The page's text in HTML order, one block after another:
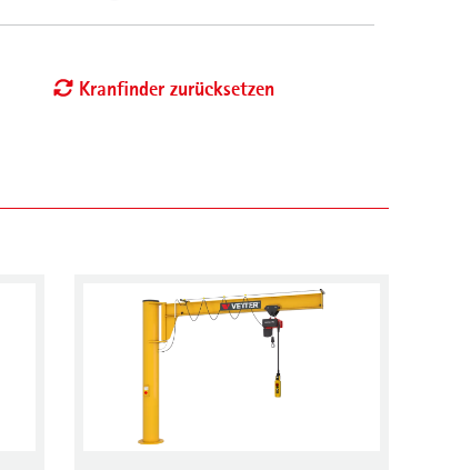
Kranfinder zurücksetzen
Ex-Schutz (Explosionsschutz)
Zulassung nach ATEX